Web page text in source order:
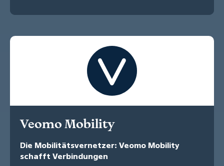
Veomo Mobility
Die Mobilitätsvernetzer: Veomo Mobility
schafft Verbindungen